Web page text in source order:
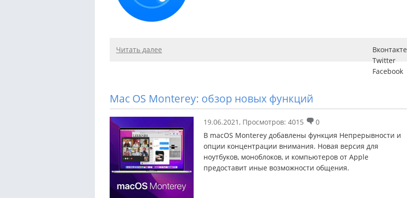
Читать далее
Вконтакте
Twitter
Facebook
Mac OS Monterey: обзор новых функций
19.06.2021 , Просмотров: 4015
0
В macOS Monterey добавлены функция Непрерывности и
опции концентрации внимания. Новая версия для
ноутбуков, моноблоков, и компьютеров от Apple
предоставит иные возможности общения.